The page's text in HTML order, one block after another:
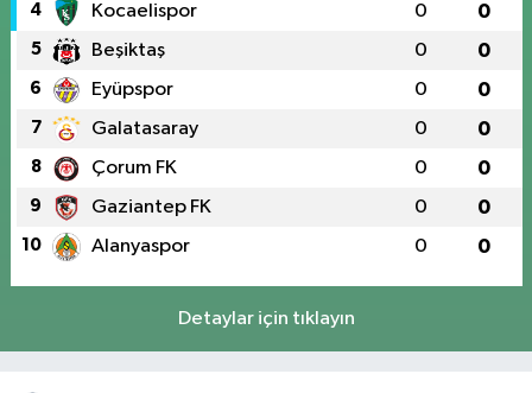
4 Kocaelispor 0 0
5 Beşiktaş 0 0
6 Eyüpspor 0 0
7 Galatasaray 0 0
8 Çorum FK 0 0
9 Gaziantep FK 0 0
10 Alanyaspor 0 0
Detaylar için tıklayın